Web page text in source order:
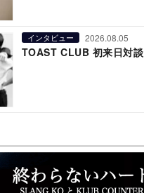
インタビュー 2026.08.05
TOAST CLUB 初来日対談